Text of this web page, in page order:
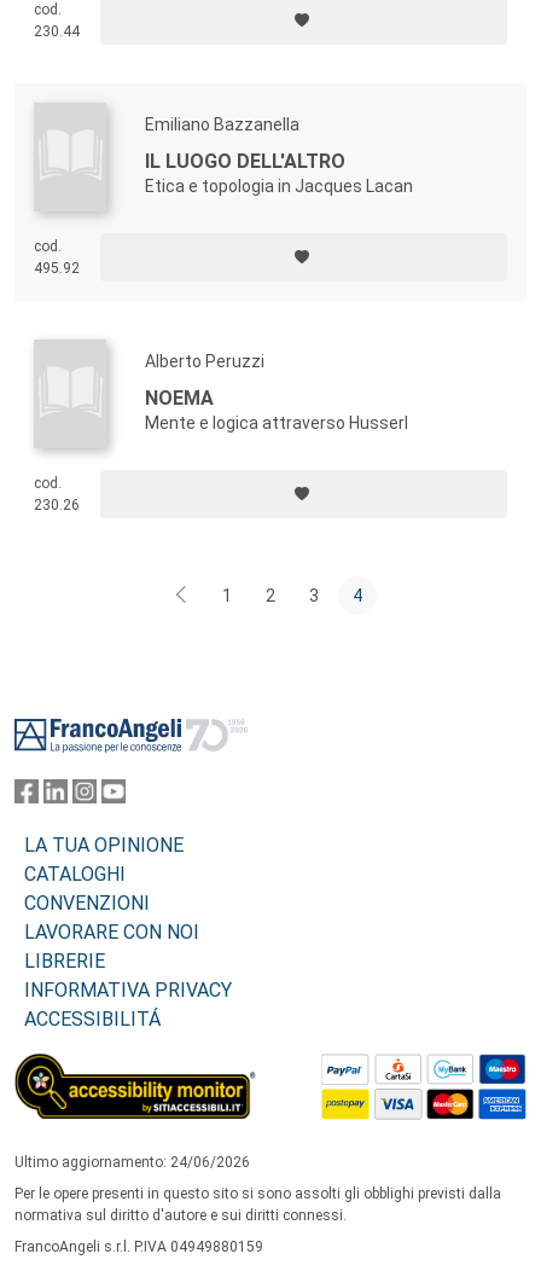
cod.
230.44
Emiliano Bazzanella
IL LUOGO DELL'ALTRO
Etica e topologia in Jacques Lacan
cod.
495.92
Alberto Peruzzi
NOEMA
Mente e logica attraverso Husserl
cod.
230.26
1 2 3 4
LA TUA OPINIONE
CATALOGHI
CONVENZIONI
LAVORARE CON NOI
LIBRERIE
INFORMATIVA PRIVACY
ACCESSIBILITÁ
Ultimo aggiornamento: 24/06/2026
Per le opere presenti in questo sito si sono assolti gli obblighi previsti dalla
normativa sul diritto d'autore e sui diritti connessi.
FrancoAngeli s.r.l. P.IVA 04949880159